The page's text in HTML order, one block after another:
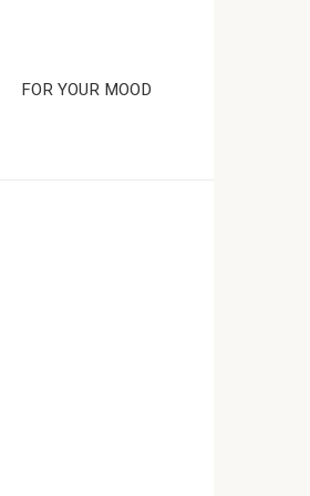
FOR YOUR MOOD